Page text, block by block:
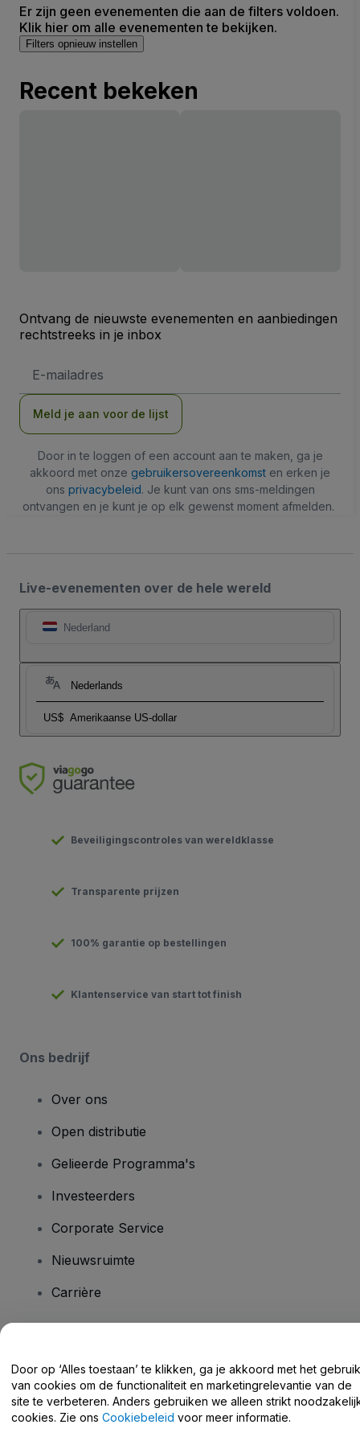
Er zijn geen evenementen die aan de filters voldoen.
Klik hier om alle evenementen te bekijken.
Filters opnieuw instellen
Recent bekeken
Ontvang de nieuwste evenementen en aanbiedingen
rechtstreeks in je inbox
mailadres
Meld je aan voor de lijst
Door in te loggen of een account aan te maken, ga je
akkoord met onze gebruikersovereenkomst en erken je
ons privacybeleid. Je kunt van ons sms-meldingen
ontvangen en je kunt je op elk gewenst moment afmelden.
Live-evenementen over de hele wereld
Nederland
Nederlands
US$ Amerikaanse US-dollar
Beveiligingscontroles van wereldklasse
Transparente prijzen
100% garantie op bestellingen
Klantenservice van start tot finish
Ons bedrijf
Over ons
Open distributie
Gelieerde Programma's
Investeerders
Corporate Service
Nieuwsruimte
Carrière
Helpcentrum / Neem Contact Met Ons Op
Door op ‘Alles toestaan’ te klikken, ga je akkoord met het gebruik
van cookies om de functionaliteit en marketingrelevantie van de
site te verbeteren. Anders gebruiken we alleen strikt
cookies. Zie ons Cookiebeleid voor meer informatie.